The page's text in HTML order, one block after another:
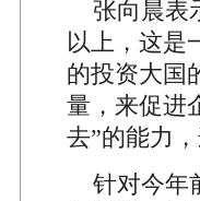
张向晨表
以上，这是
的投资大国
量，来促进
去”的能力
针对今年